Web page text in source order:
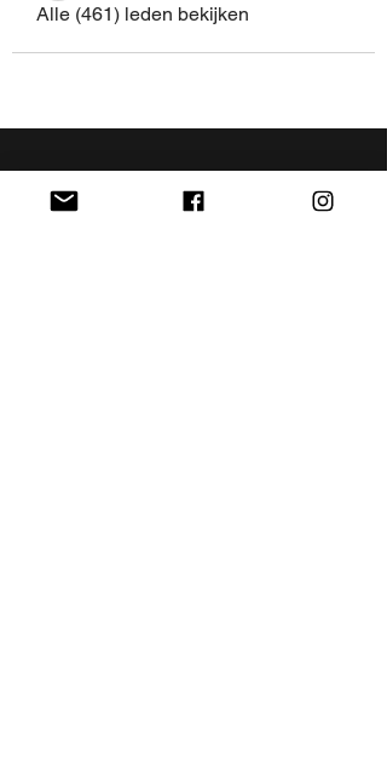
Alle (461) leden bekijken